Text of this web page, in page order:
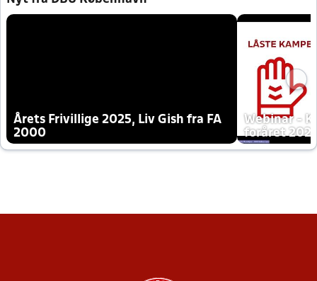
Årets Frivillige 2025, Liv Gish fra FA
2000
Webinar -
foråret